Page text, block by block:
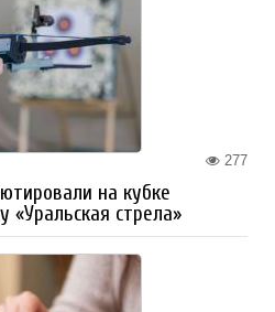
277
на кубке
«Уральская стрела»